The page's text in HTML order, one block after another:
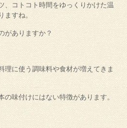
、コトコト時間をゆっくりかけた温
ますね。
がありますか？
理に使う調味料や食材が増えてきま
の味付けにはない特徴があります。